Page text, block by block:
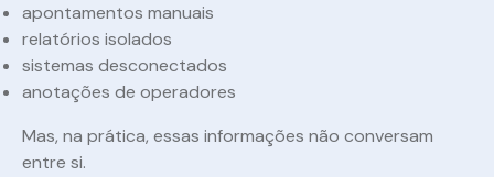
apontamentos manuais
relatórios isolados
sistemas desconectados
anotações de operadores
Mas, na prática, essas informações não conversam
entre si.